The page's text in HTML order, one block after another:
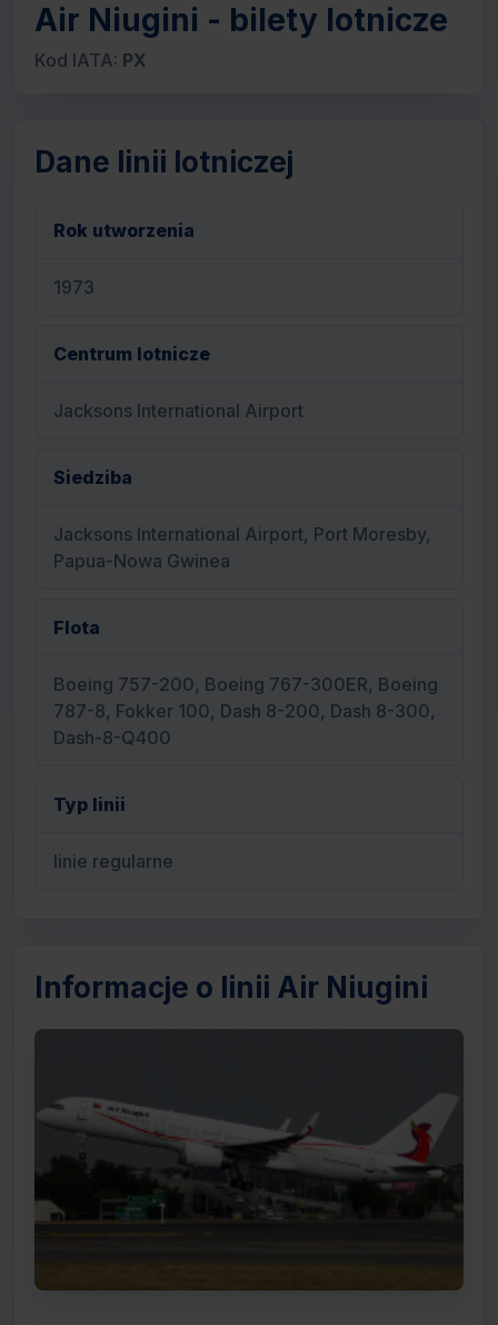
Air Niugini - bilety lotnicze
Kod IATA: PX
Dane linii lotniczej
Rok utworzenia
1973
Centrum lotnicze
Jacksons International Airport
Siedziba
Jacksons International Airport, Port Moresby,
Papua-Nowa Gwinea
Flota
Boeing 757-200, Boeing 767-300ER, Boeing
787-8, Fokker 100, Dash 8-200, Dash 8-300,
Dash-8-Q400
Typ linii
linie regularne
Informacje o linii Air Niugini